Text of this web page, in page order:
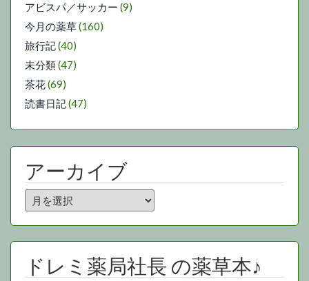
アビスパ／サッカー (9)
今月の薬草(160)
旅行記(40)
未分類(47)
茶花(69)
読書日記(47)
アーカイブ
ア
ー
カ
イ
ドレミ薬局社長 の薬草本♪